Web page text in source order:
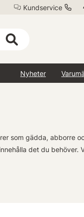
Kundservice
Nyheter
som gädda, abborre
det du
på [Företagsnamn].